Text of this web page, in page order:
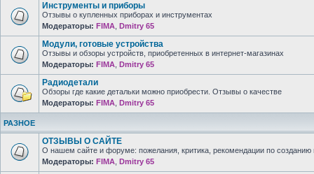
Инструменты и приборы
Отзывы о купленных приборах и инструментах
Модераторы: FIMA Dmitry 65
Модули, готовые устройства
Отзывы и обзоры устройств, приобретенных в интернет-магазинах
Модераторы: FIMA Dmitry 65
Радиодетали
Обзоры где какие детальки можно приобрести. Отзывы о качестве
Модераторы: FIMA Dmitry 65
РАЗНОЕ
ОТЗЫВЫ О САЙТЕ
О нашем сайте и форуме: пожелания, критика, рекомендации по созданию
Модераторы: FIMA Dmitry 65